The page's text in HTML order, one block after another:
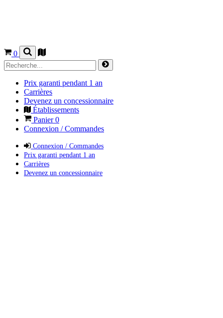
0
Prix garanti pendant 1 an
Carrières
Devenez un concessionnaire
Établissements
Panier0
Connexion / Commandes
Connexion / Commandes
Prix garanti pendant 1 an
Carrières
Devenez un concessionnaire